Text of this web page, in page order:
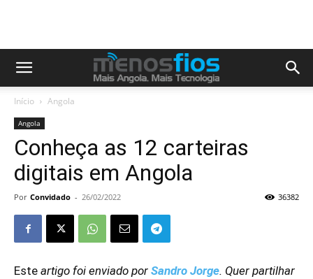
Início Angola
Angola
Conheça as 12 carteiras
digitais em Angola
Por Convidado - 26/02/2022 36382
Este artigo foi enviado por Sandro Jorge. Quer partilhar